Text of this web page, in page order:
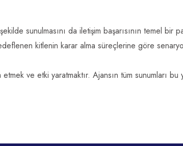
sunulmasını da iletişim başarısının temel
kitlenin karar alma süreçlerine göre
ve etki yaratmaktır. Ajansın tüm sunumları bu